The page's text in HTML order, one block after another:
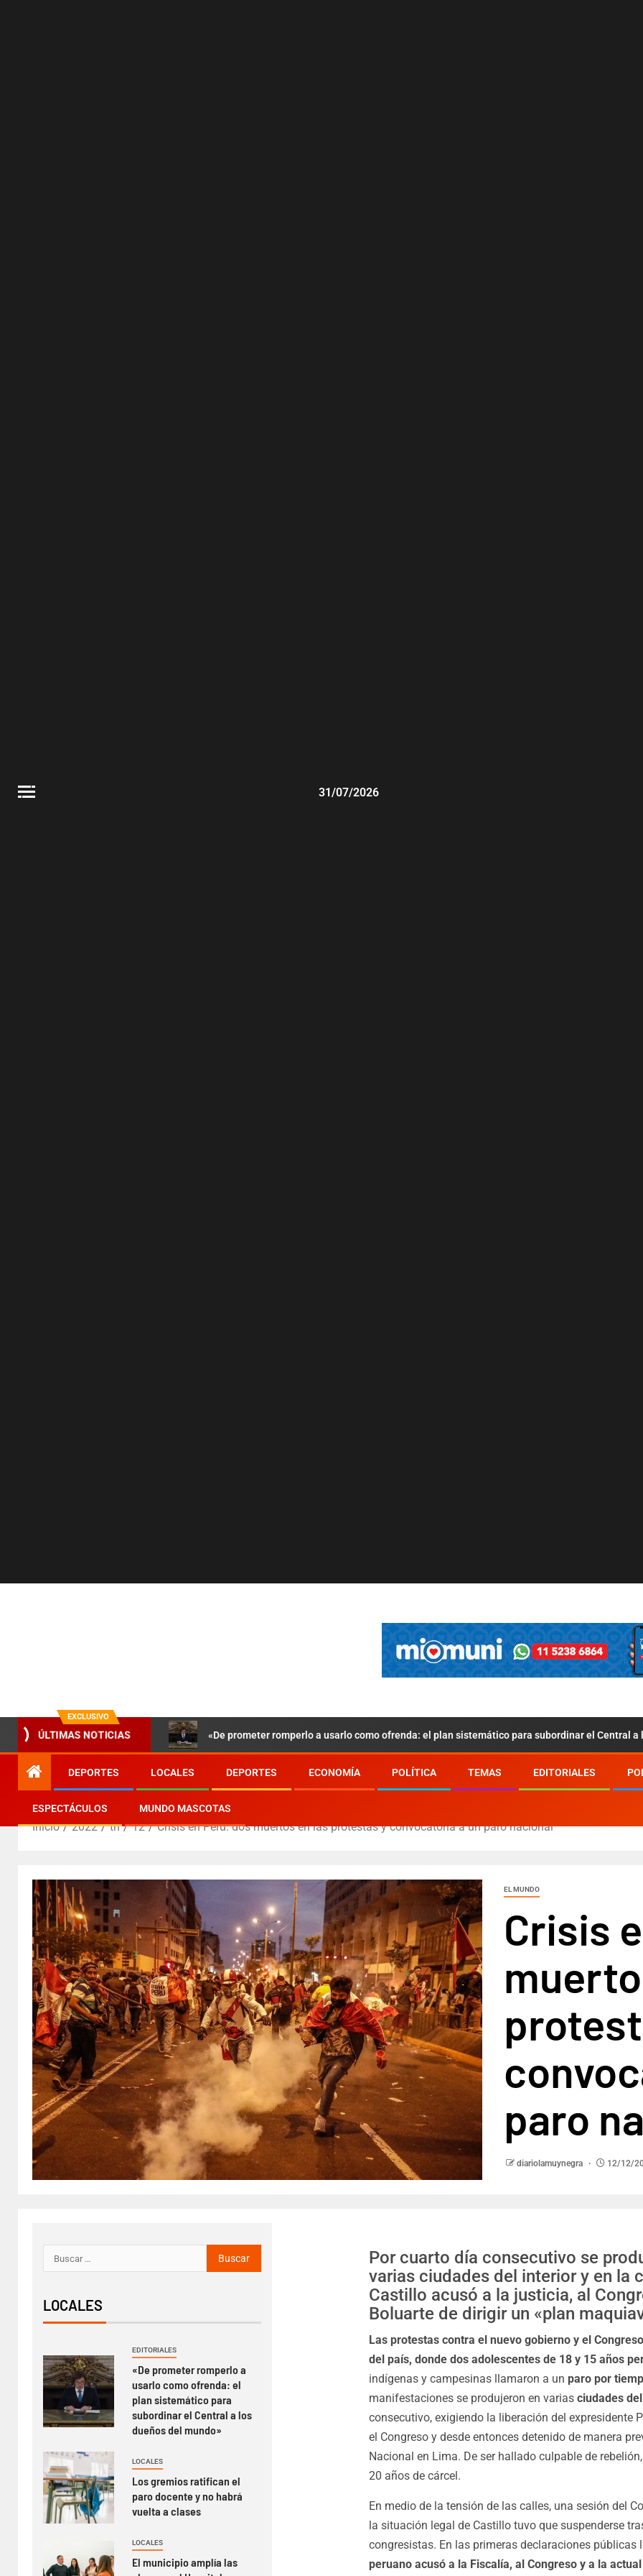
31/07/2026
EXCLUSIVO
ÚLTIMAS NOTICIAS «De prometer romperlo a usarlo como ofrenda: el plan sistemático para subordinar el Central a
DEPORTES LOCALES DEPORTES ECONOMÍA POLÍTICA TEMAS EDITORIALES
ESPECTÁCULOS MUNDO MASCOTAS
Inicio 2022 th 12 Crisis en Perú: dos muertos en las protestas y convocatoria a un paro nacional
EL MUNDO
Crisis
paro
diariolamuynegra 12/12/
Por cuarto día consecutivo se
varias ciudades del interior y en la
Castillo acusó a la justicia, al
Boluarte de dirigir un «plan
Las protestas contra el nuevo gobierno y el
del país, donde dos adolescentes de 18 y 15 años
indígenas y campesinas llamaron a un paro por
manifestaciones se produjeron en varias ciudades
consecutivo, exigiendo la liberación del expresidente
el Congreso y desde entonces detenido de manera
Nacional en Lima. De ser hallado culpable de
20 años de cárcel.
En medio de la tensión de las calles, una sesión del
la situación legal de Castillo tuvo que suspenderse
congresistas. En las primeras declaraciones públicas
peruano acusó a la Fiscalía, al Congreso y a la
LOCALES
EDITORIALES
«De prometer romperlo a
usarlo como ofrenda: el
plan sistemático para
subordinar el Central a los
dueños del mundo»
LOCALES
Los gremios ratifican el
paro docente y no habrá
vuelta a clases
LOCALES
El municipio amplía las